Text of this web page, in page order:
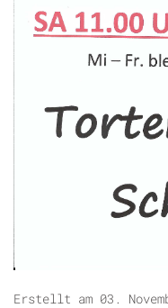
Erstellt am 03.